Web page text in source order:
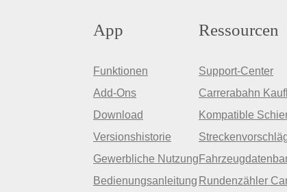
App
Funktionen
Add-Ons
Download
Versionshistorie
Gewerbliche Nutzung
Bedienungsanleitung
Ressourcen
Support-Center
Carrerabahn
Kompatible
Rundenzähler